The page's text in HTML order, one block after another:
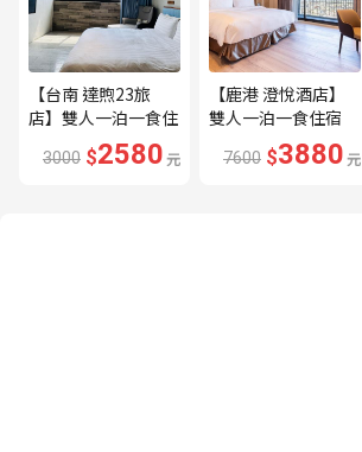
【台南 達煦23旅
店】雙人一泊一食住
宿券---🔥近海安路
商圈🔥
3000 $2580元
【鹿港 澄悅酒店】
雙人一泊一食住宿
券---🔥平日限量升
等家庭房、贈兩小🔥
7600 $3880元